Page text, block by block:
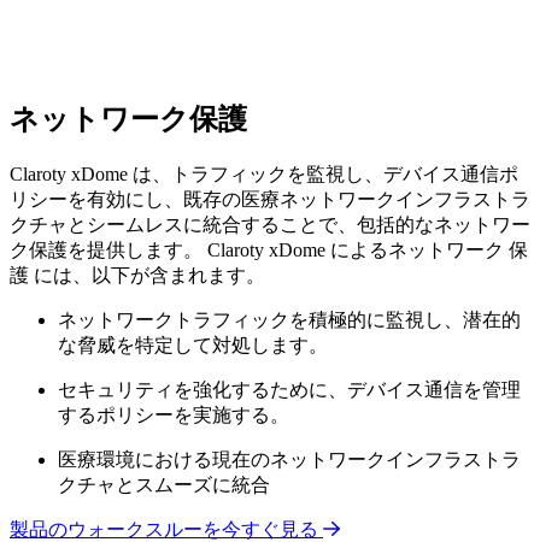
ネットワーク保護
Claroty xDome は、トラフィックを監視し、デバイス通信ポ
リシーを有効にし、既存の医療ネットワークインフラストラ
クチャとシームレスに統合することで、包括的なネットワー
ク保護を提供します。 Claroty xDome によるネットワーク 保
護 には、以下が含まれます。
ネットワークトラフィックを積極的に監視し、潜在的
な脅威を特定して対処します。
セキュリティを強化するために、デバイス通信を管理
するポリシーを実施する。
医療環境における現在のネットワークインフラストラ
クチャとスムーズに統合
製品のウォークスルーを今すぐ見る